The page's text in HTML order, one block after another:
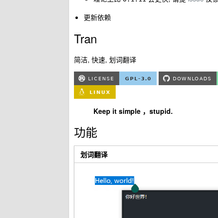
更新依赖
Tran
简洁, 快速, 划词翻译
Keep it simple ，stupid.
功能
划词翻译